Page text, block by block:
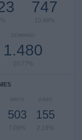
747
10,48%
DOMINGO
1.480
20,77%
MAYO
503
7,06%
JUNIO
155
2,18%